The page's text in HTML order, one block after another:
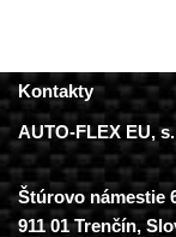
Kontakty
AUTO-FLEX EU,
Štúrovo námestie
911 01 Trenčín,